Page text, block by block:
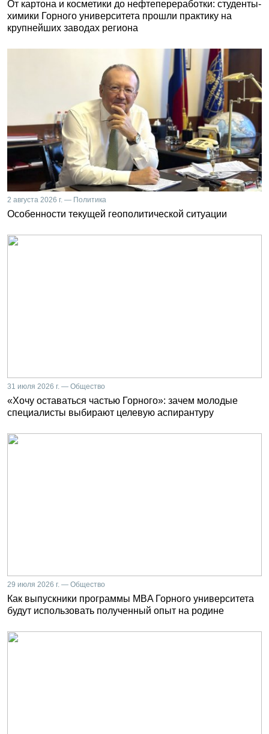
От картона и косметики до нефтепереработки: студенты-
химики Горного университета прошли практику на
крупнейших заводах региона
2 августа 2026 г. — Политика
Особенности текущей геополитической ситуации
31 июля 2026 г. — Общество
«Хочу оставаться частью Горного»: зачем молодые
специалисты выбирают целевую аспирантуру
29 июля 2026 г. — Общество
Как выпускники программы MBA Горного университета
будут использовать полученный опыт на родине